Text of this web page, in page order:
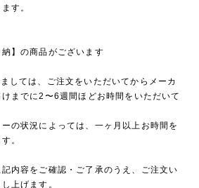
す。
】の商品がございます
しては、ご注文をいただいてからメーカ
までに2〜6週間ほどお時間をいただいて
の状況によっては、一ヶ月以上お時間を
。
内容をご確認・ご了承のうえ、ご注文い
上げます。